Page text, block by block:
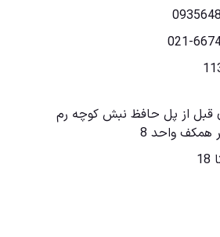
021-
قبل از پل حافظ نبش کوچه رم
همکف واحد 8